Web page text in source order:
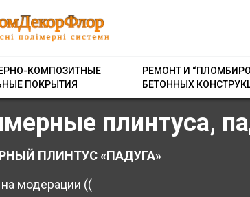
КОМПОЗИТНЫЕ
ПОКРЫТИЯ
РЕМОНТ И
БЕТОННЫХ
плинтуса,
ПЛИНТУС «ПАДУГА»
модерации ((